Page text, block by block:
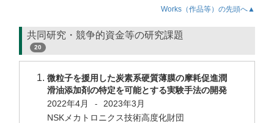
Works（作品等）の先頭へ▲
共同研究・競争的資金等の研究課題
20
微粒子を援用した炭素系硬質薄膜の摩耗促進潤
滑油添加剤の特定を可能とする実験手法の開発
2022年4月
-
2023年3月
NSKメカトロニクス技術高度化財団